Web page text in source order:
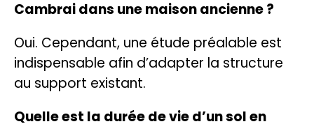
Cambrai dans une maison ancienne ?
Oui. Cependant, une étude préalable est
indispensable afin d’adapter la structure
au support existant.
Quelle est la durée de vie d’un sol en